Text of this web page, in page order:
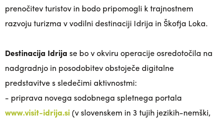
prenočitev turistov in bodo pripomogli k trajnostnem
razvoju turizma v vodilni destinaciji Idrija in Škofja Loka.
Destinacija Idrija se bo v okviru operacije osredotočila na
nadgradnjo in posodobitev obstoječe digitalne
predstavitve s sledečimi aktivnostmi:
- priprava novega sodobnega spletnega portala
www.visit-idrija.si(v slovenskem in 3 tujih jezikih-nemški,